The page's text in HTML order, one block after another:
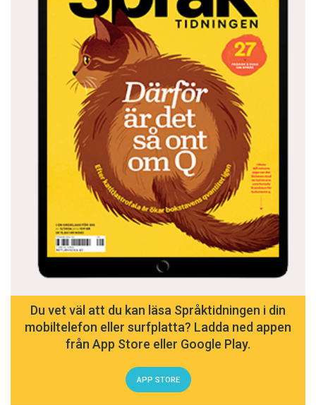
Du vet väl att du kan läsa Språktidningen i din
mobiltelefon eller surfplatta? Ladda ned appen
från App Store eller Google Play.
APP STORE